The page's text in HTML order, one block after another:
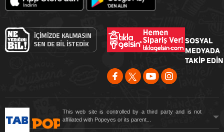
SOSYAL
MEDYADA
TAKİP EDİN
This web site is controlled by a third party and is not
affiliated with Popeyes or its parent...